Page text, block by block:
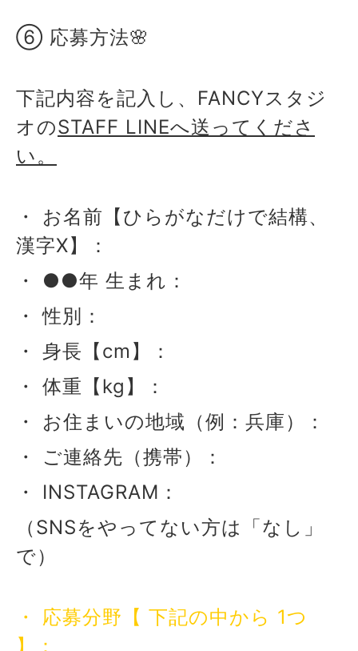
⑥ 応募方法🌸
下記内容を記入し、FANCYスタジ
オのSTAFF LINEへ送ってくださ
い。
・ お名前【ひらがなだけで結構、
漢字X】：
・ ●●年 生まれ：
・ 性別：
・ 身長【cm】：
・ 体重【kg】：
・ お住まいの地域（例：兵庫）：
・ ご連絡先（携帯）：
・ INSTAGRAM：
（SNSをやってない方は「なし」
で）
・ 応募分野【 下記の中から 1つ
】：